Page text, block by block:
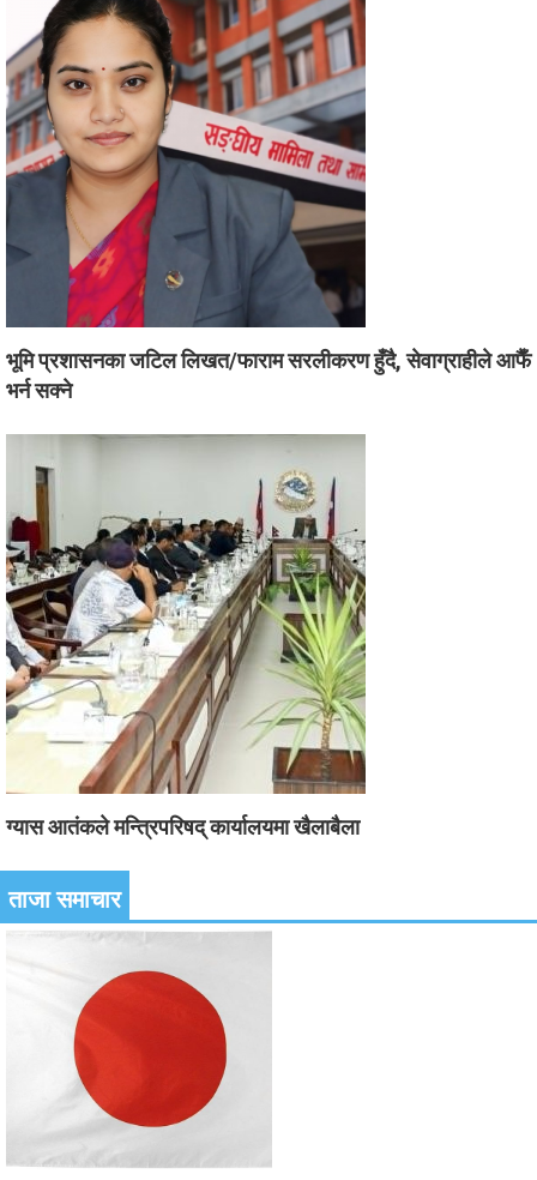
भूमि प्रशासनका जटिल लिखत/फाराम सरलीकरण हुँदै, सेवाग्राहीले आफैँ
भर्न सक्ने
ग्यास आतंकले मन्त्रिपरिषद् कार्यालयमा खैलाबैला
ताजा समाचार